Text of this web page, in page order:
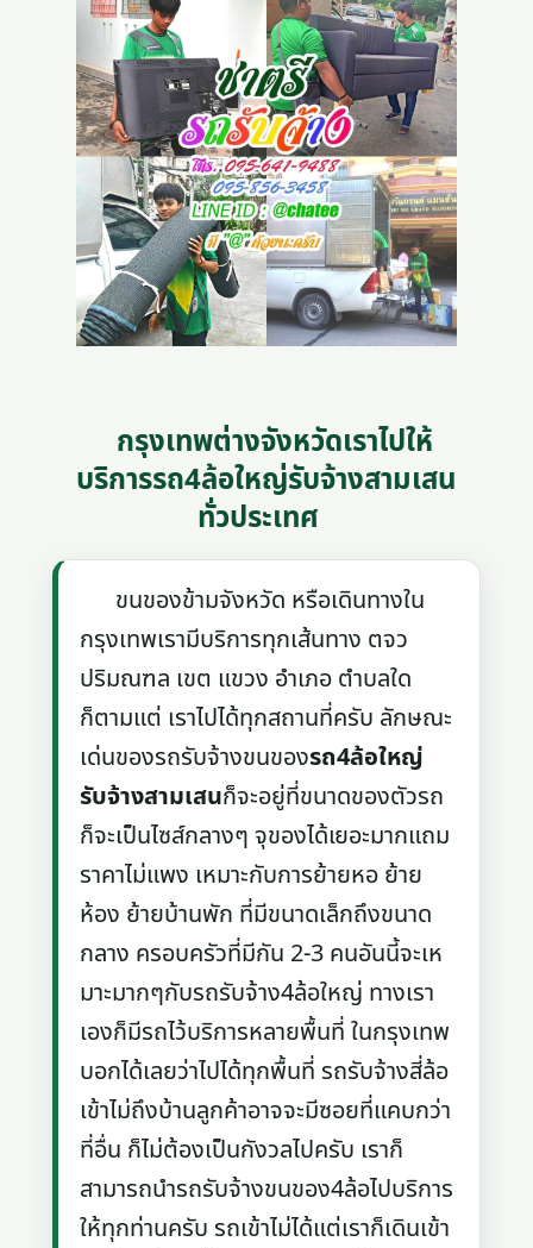
กรุงเทพต่างจังหวัดเราไปให้
บริการรถ4ล้อใหญ่รับจ้างสามเสน
ทั่วประเทศ
ขนของข้ามจังหวัด หรือเดินทางใน
กรุงเทพเรามีบริการทุกเส้นทาง ตจว
ปริมณฑล เขต แขวง อำเภอ ตำบลใด
ก็ตามแต่ เราไปได้ทุกสถานที่ครับ ลักษณะ
เด่นของรถรับจ้างขนของรถ4ล้อใหญ่
รับจ้างสามเสนก็จะอยู่ที่ขนาดของตัวรถ
ก็จะเป็นไซส์กลางๆ จุของได้เยอะมากแถม
ราคาไม่แพง เหมาะกับการย้ายหอ ย้าย
ห้อง ย้ายบ้านพัก ที่มีขนาดเล็กถึงขนาด
กลาง ครอบครัวที่มีกัน 2-3 คนอันนี้จะเห
มาะมากๆกับรถรับจ้าง4ล้อใหญ่ ทางเรา
เองก็มีรถไว้บริการหลายพื้นที่ ในกรุงเทพ
บอกได้เลยว่าไปได้ทุกพื้นที่ รถรับจ้างสี่ล้อ
เข้าไม่ถึงบ้านลูกค้าอาจจะมีซอยที่แคบกว่า
ที่อื่น ก็ไม่ต้องเป็นกังวลไปครับ เราก็
สามารถนำรถรับจ้างขนของ4ล้อไปบริการ
ให้ทุกท่านครับ รถเข้าไม่ได้แต่เราก็เดินเข้า